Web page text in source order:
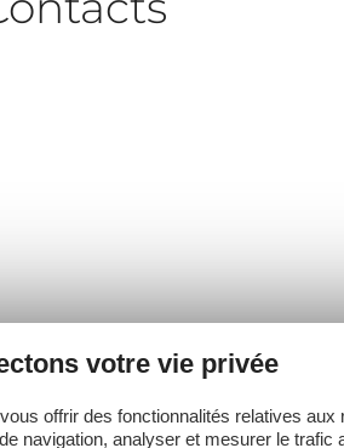
votre vie privée
offrir des fonctionnalités relatives aux
navigation, analyser et mesurer le trafic